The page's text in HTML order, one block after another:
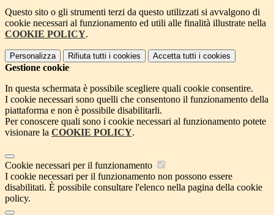
Questo sito o gli strumenti terzi da questo utilizzati si avvalgono di
cookie necessari al funzionamento ed utili alle finalità illustrate nella
COOKIE POLICY.
Personalizza Rifiuta tutti i cookies Accetta tutti i cookies
Gestione cookie
In questa schermata è possibile scegliere quali cookie consentire.
I cookie necessari sono quelli che consentono il funzionamento della
piattaforma e non è possibile disabilitarli.
Per conoscere quali sono i cookie necessari al funzionamento potete
visionare la COOKIE POLICY.
Cookie necessari per il funzionamento
I cookie necessari per il funzionamento non possono essere
disabilitati. È possibile consultare l'elenco nella pagina della cookie
policy.